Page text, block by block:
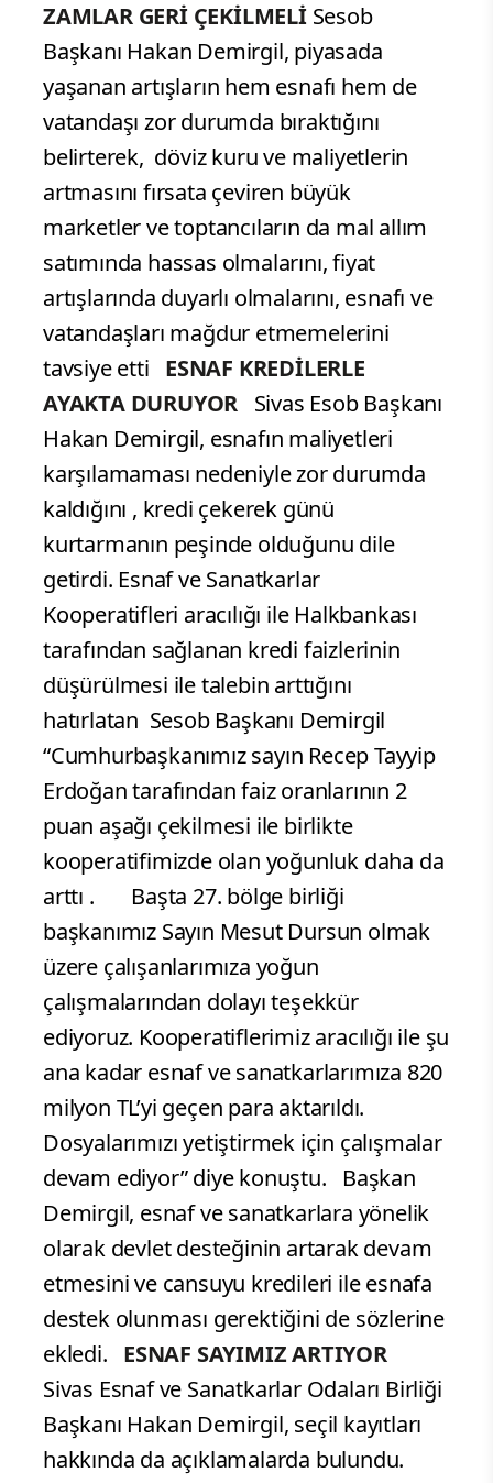
ZAMLAR GERİ ÇEKİLMELİSesob
Başkanı Hakan Demirgil, piyasada
yaşanan artışların hem esnafı hem de
vatandaşı zor durumda bıraktığını
belirterek, döviz kuru ve maliyetlerin
artmasını fırsata çeviren büyük
marketler ve toptancıların da mal allım
satımında hassas olmalarını, fiyat
artışlarında duyarlı olmalarını, esnafı ve
vatandaşları mağdur etmemelerini
tavsiye etti ESNAF KREDİLERLE
AYAKTA DURUYOR Sivas Esob Başkanı
Hakan Demirgil, esnafın maliyetleri
karşılamaması nedeniyle zor durumda
kaldığını , kredi çekerek günü
kurtarmanın peşinde olduğunu dile
getirdi. Esnaf ve Sanatkarlar
Kooperatifleri aracılığı ile Halkbankası
tarafından sağlanan kredi faizlerinin
düşürülmesi ile talebin arttığını
hatırlatan Sesob Başkanı Demirgil
“Cumhurbaşkanımız sayın Recep Tayyip
Erdoğan tarafından faiz oranlarının 2
puan aşağı çekilmesi ile birlikte
kooperatifimizde olan yoğunluk daha da
arttı . Başta 27. bölge birliği
başkanımız Sayın Mesut Dursun olmak
üzere çalışanlarımıza yoğun
çalışmalarından dolayı teşekkür
ediyoruz. Kooperatiflerimiz aracılığı ile şu
ana kadar esnaf ve sanatkarlarımıza 820
milyon TL’yi geçen para aktarıldı.
Dosyalarımızı yetiştirmek için çalışmalar
devam ediyor” diye konuştu. Başkan
Demirgil, esnaf ve sanatkarlara yönelik
olarak devlet desteğinin artarak devam
etmesini ve cansuyu kredileri ile esnafa
destek olunması gerektiğini de sözlerine
ekledi. ESNAF SAYIMIZ ARTIYOR
Sivas Esnaf ve Sanatkarlar Odaları Birliği
Başkanı Hakan Demirgil, seçil kayıtları
hakkında da açıklamalarda bulundu.